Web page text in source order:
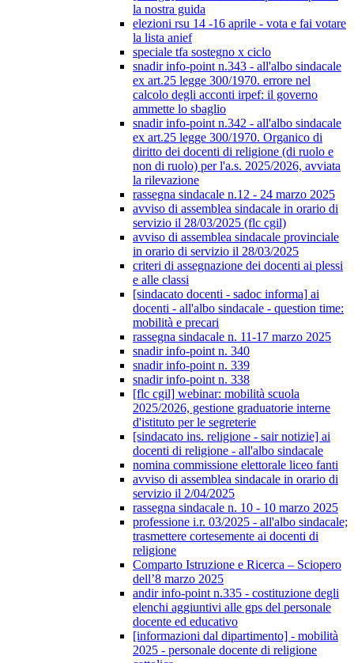
la nostra guida
elezioni rsu 14 -16 aprile - vota e fai votare
la lista anief
speciale tfa sostegno x ciclo
snadir info-point n.343 - all'albo sindacale
ex art.25 legge 300/1970. errore nel
calcolo degli acconti irpef: il governo
ammette lo sbaglio
snadir info-point n.342 - all'albo sindacale
ex art.25 legge 300/1970. Organico di
diritto dei docenti di religione (di ruolo e
non di ruolo) per l'a.s. 2025/2026, avviata
la rilevazione
rassegna sindacale n.12 - 24 marzo 2025
avviso di assemblea sindacale in orario di
servizio il 28/03/2025 (flc cgil)
avviso di assemblea sindacale provinciale
in orario di servizio il 28/03/2025
criteri di assegnazione dei docenti ai plessi
e alle classi
[sindacato docenti - sadoc informa] ai
docenti - all'albo sindacale - question time:
mobilità e precari
rassegna sindacale n. 11-17 marzo 2025
snadir info-point n. 340
snadir info-point n. 339
snadir info-point n. 338
[flc cgil] webinar: mobilità scuola
2025/2026, gestione graduatorie interne
d'istituto per le segreterie
[sindacato ins. religione - sair notizie] ai
docenti di religione - all'albo sindacale
nomina commissione elettorale liceo fanti
avviso di assemblea sindacale in orario di
servizio il 2/04/2025
rassegna sindacale n. 10 - 10 marzo 2025
professione i.r. 03/2025 - all'albo sindacale;
trasmettere cortesemente ai docenti di
religione
Comparto Istruzione e Ricerca – Sciopero
dell’8 marzo 2025
andir info-point n.335 - costituzione degli
elenchi aggiuntivi alle gps del personale
docente ed educativo
[informazioni dal dipartimento] - mobilità
2025 - personale docente di religione